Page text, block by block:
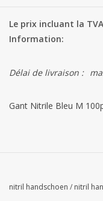
Bonbons de carnaval
Le prix incluant la
Information:
Délai de livraison :
Gant Nitrile Bleu M
nitril handschoen / nitril